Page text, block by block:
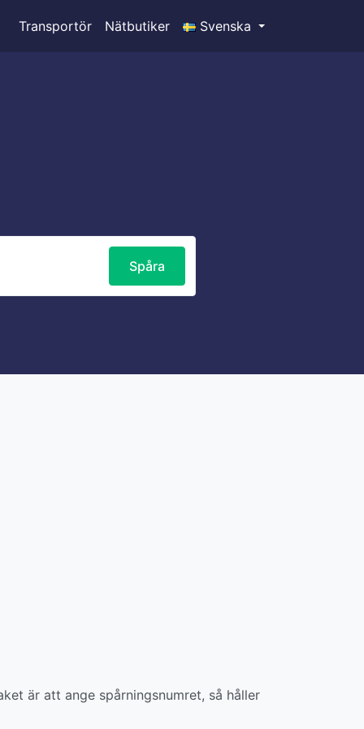
Transportör Nätbutiker Svenska
Spåra
är att ange spårningsnumret, så håller